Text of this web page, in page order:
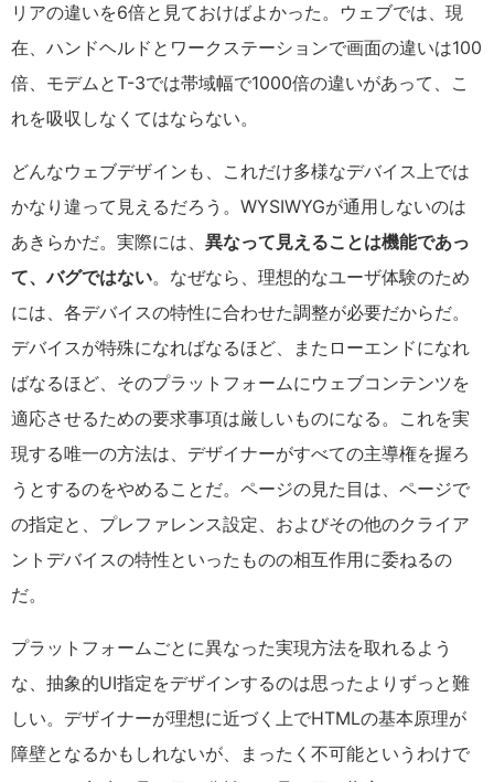
リアの違いを6倍と見ておけばよかった。ウェブでは、現
在、ハンドヘルドとワークステーションで画面の違いは100
倍、モデムとT-3では帯域幅で1000倍の違いがあって、こ
れを吸収しなくてはならない。
どんなウェブデザインも、これだけ多様なデバイス上では
かなり違って見えるだろう。WYSIWYGが通用しないのは
あきらかだ。実際には、 異なって見えることは機能であっ
て、バグではない。なぜなら、理想的なユーザ体験のため
には、各デバイスの特性に合わせた調整が必要だからだ。
デバイスが特殊になればなるほど、またローエンドになれ
ばなるほど、そのプラットフォームにウェブコンテンツを
適応させるための要求事項は厳しいものになる。これを実
現する唯一の方法は、デザイナーがすべての主導権を握ろ
うとするのをやめることだ。ページの見た目は、ページで
の指定と、プレファレンス設定、およびその他のクライア
ントデバイスの特性といったものの相互作用に委ねるの
だ。
プラットフォームごとに異なった実現方法を取れるよう
な、抽象的UI指定をデザインするのは思ったよりずっと難
しい。デザイナーが理想に近づく上でHTMLの基本原理が
障壁となるかもしれないが、まったく不可能というわけで